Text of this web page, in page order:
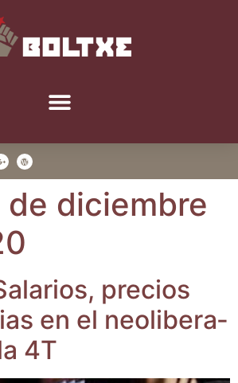
de diciembre
pre­cios
en el neo­li­be­ra­
4T